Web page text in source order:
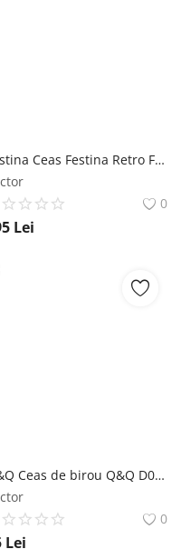
Festina Ceas Festina Retro F20567/3
0
Lei
Q&Q Ceas de birou Q&Q D052-600Y
0
Lei